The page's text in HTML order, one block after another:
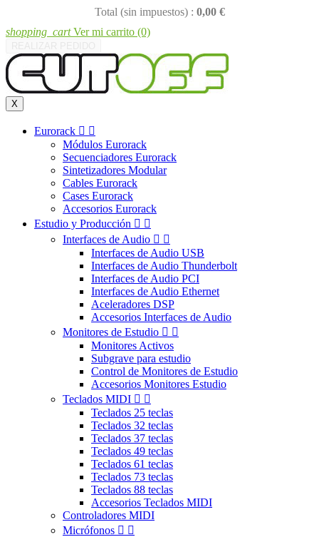
Total (sin impuestos) : 0,00 €
shopping_cart Ver mi carrito (0)
X
Eurorack  
Módulos Eurorack
Secuenciadores Eurorack
Sintetizadores Modular
Cables Eurorack
Cases Eurorack
Accesorios Eurorack
Estudio y Producción  
Interfaces de Audio  
Interfaces de Audio USB
Interfaces de Audio Thunderbolt
Interfaces de Audio PCI
Interfaces de Audio Ethernet
Aceleradores DSP
Accesorios Interfaces de Audio
Monitores de Estudio  
Monitores Activos
Subgrave para estudio
Control de Monitores de Estudio
Accesorios Monitores Estudio
Teclados MIDI  
Teclados 25 teclas
Teclados 32 teclas
Teclados 37 teclas
Teclados 49 teclas
Teclados 61 teclas
Teclados 73 teclas
Teclados 88 teclas
Accesorios Teclados MIDI
Controladores MIDI
Micrófonos  